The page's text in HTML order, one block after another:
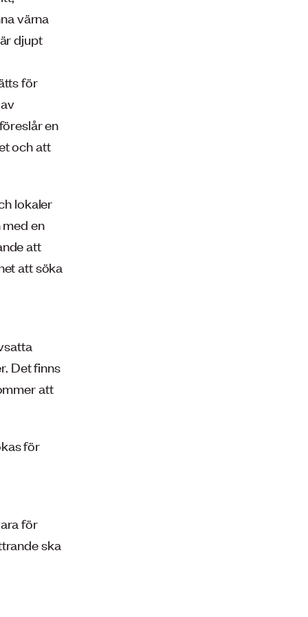
värna
djupt
för
en
och att
lokaler
en
att
att söka
Det finns
att
för
för
ska